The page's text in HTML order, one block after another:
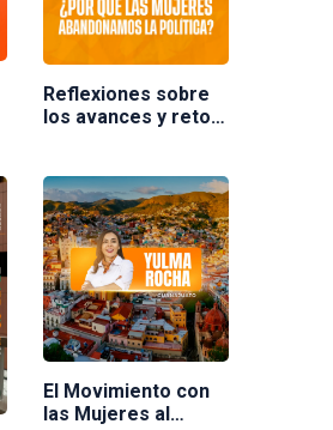
Reflexiones sobre
los avances y retos
Ponente Nuria
Varela
El Movimiento con
las Mujeres al